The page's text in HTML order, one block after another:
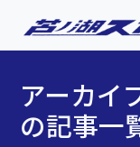
アーカイ
の記事一